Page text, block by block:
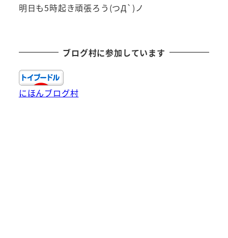
明日も5時起き頑張ろう(つД`)ノ
ブログ村に参加しています
にほんブログ村